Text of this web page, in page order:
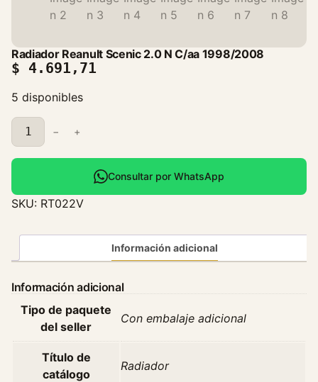
Radiador Reanult Scenic 2.0 N C/aa 1998/2008
$ 4.691,71
5 disponibles
R
a
d
a
d
R
a
l
− +
Consultar por WhatsApp
SKU: RT022V
Información adicional
Información adicional
Tipo de paquete
del seller
Con embalaje adicional
Título de
catálogo
Radiador